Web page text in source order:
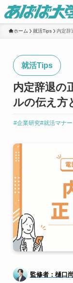
ホーム 就活Tips 内定辞
就活Tips
内定辞退の
ルの伝え方
#企業研究#就活マナー
監修者：樋口